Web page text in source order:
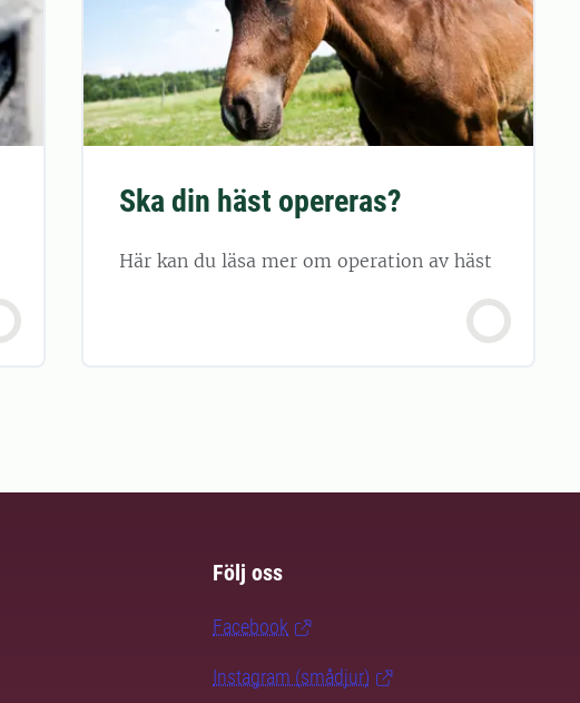
Ska din häst opereras?
Här kan du läsa mer om operation av häst
Följ oss
Facebook
Instagram (smådjur)